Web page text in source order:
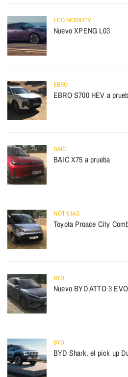
ECO MOBILITY
Nuevo XPENG L03
EBRO
EBRO S700 HEV a
BAIC
BAIC X75 a prueba
NOTICIAS
Toyota Proace City
BYD
Nuevo BYD ATTO 3
BYD
BYD Shark, el pick up